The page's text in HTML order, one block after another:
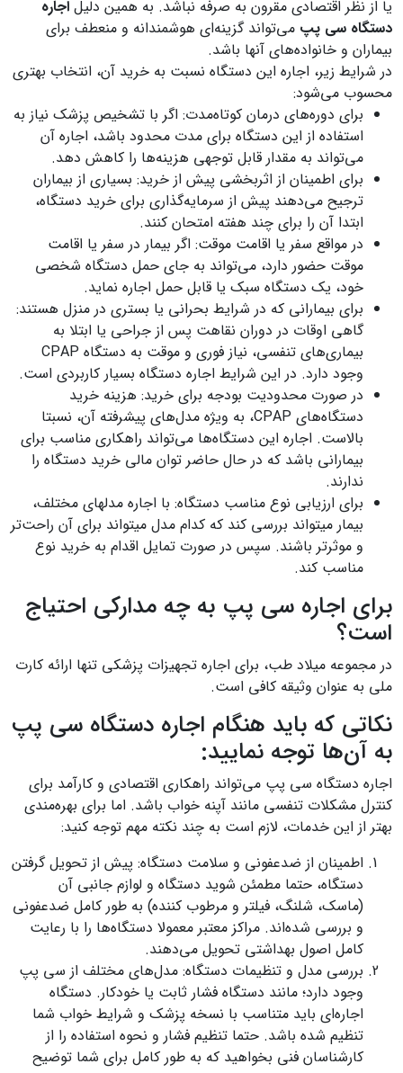
یا از نظر اقتصادی مقرون به صرفه نباشد. به همین دلیل اجاره
دستگاه سی پپ می‌تواند گزینه‌ای هوشمندانه و منعطف برای
بیماران و خانواده‌های آن‎ها باشد.
در شرایط زیر، اجاره این دستگاه نسبت به خرید آن، انتخاب بهتری
محسوب می‌شود:
برای دوره‌های درمان کوتاه‌مدت: اگر با تشخیص پزشک نیاز به
استفاده از این دستگاه برای مدت محدود باشد، اجاره آن
می‌تواند به مقدار قابل توجهی هزینه‌ها را کاهش دهد.
برای اطمینان از اثربخشی پیش از خرید: بسیاری از بیماران
ترجیح می‌دهند پیش از سرمایه‌گذاری برای خرید دستگاه،
ابتدا آن را برای چند هفته امتحان کنند.
در مواقع سفر یا اقامت موقت: اگر بیمار در سفر یا اقامت
موقت حضور دارد، می‌تواند به جای حمل دستگاه شخصی
خود، یک دستگاه سبک یا قابل حمل اجاره نماید.
برای بیمارانی که در شرایط بحرانی یا بستری در منزل هستند:
گاهی اوقات در دوران نقاهت پس از جراحی یا ابتلا به
بیماری‌های تنفسی، نیاز فوری و موقت به دستگاه CPAP
وجود دارد. در این شرایط اجاره دستگاه بسیار کاربردی است.
در صورت محدودیت بودجه برای خرید: هزینه خرید
دستگاه‌های CPAP، به ویژه مدل‌های پیشرفته آن، نسبتا
بالاست. اجاره این دستگاه‌ها می‌تواند راهکاری مناسب برای
بیمارانی باشد که در حال حاضر توان مالی خرید دستگاه را
ندارند.
برای ارزیابی نوع مناسب دستگاه: با اجاره مدل‎های مختلف،
بیمار می‎تواند بررسی کند که کدام مدل می‎تواند برای آن راحت‌تر
و موثرتر باشند. سپس در صورت تمایل اقدام به خرید نوع
مناسب کند.
برای اجاره سی پپ به چه مدارکی احتیاج
است؟
در مجموعه میلاد طب، برای اجاره تجهیزات پزشکی تنها ارائه کارت
ملی به عنوان وثیقه کافی است.
نکاتی که باید هنگام اجاره دستگاه سی پپ
به آن‌ها توجه نمایید:
اجاره دستگاه سی پپ می‌تواند راهکاری اقتصادی و کارآمد برای
کنترل مشکلات تنفسی مانند آپنه خواب باشد. اما برای بهره‌مندی
بهتر از این خدمات، لازم است به چند نکته مهم توجه کنید:
اطمینان از ضدعفونی و سلامت دستگاه: پیش از تحویل گرفتن
دستگاه، حتما مطمئن شوید دستگاه و لوازم جانبی آن
(ماسک، شلنگ، فیلتر و مرطوب کننده) به طور کامل ضدعفونی
و بررسی شده‌اند. مراکز معتبر معمولا دستگاه‌ها را با رعایت
کامل اصول بهداشتی تحویل می‌دهند.
بررسی مدل و تنظیمات دستگاه: مدل‌های مختلف از سی پپ
وجود دارد؛ مانند دستگاه فشار ثابت یا خودکار. دستگاه
اجاره‌ای باید متناسب با نسخه پزشک و شرایط خواب شما
تنظیم شده باشد. حتما تنظیم فشار و نحوه استفاده را از
کارشناسان فنی بخواهید که به طور کامل برای شما توضیح